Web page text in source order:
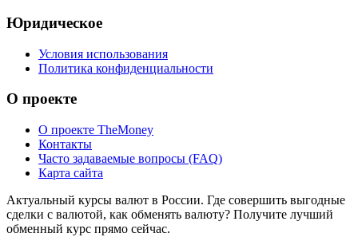
Юридическое
Условия использования
Политика конфиденциальности
О проекте
О проекте TheMoney
Контакты
Часто задаваемые вопросы (FAQ)
Карта сайта
Актуальный курсы валют в России. Где совершить выгодные
сделки с валютой, как обменять валюту? Получите лучший
обменный курс прямо сейчас.